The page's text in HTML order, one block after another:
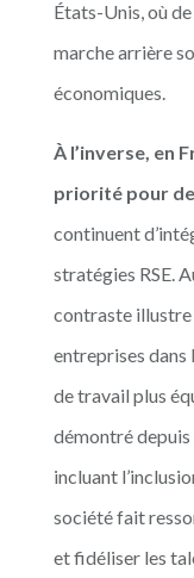
États-Unis, où
marche arrière
économiques.
À l’inverse, en
priorité pour
continuent
stratégies RSE.
contraste illustre
entreprises dans
de travail plus
démontré depuis
incluant
société fait
et fidéliser les